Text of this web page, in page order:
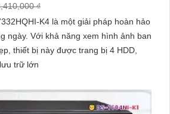
₫
K4 là một giải pháp hoàn hảo
hình ảnh ban
thiết bị này được trang bị 4 HDD,
trữ lớn